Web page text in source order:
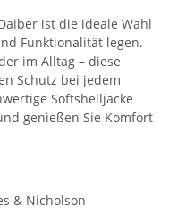
ist die ideale Wahl
Funktionalität legen.
im Alltag – diese
Schutz bei jedem
Softshelljacke
genießen Sie Komfort